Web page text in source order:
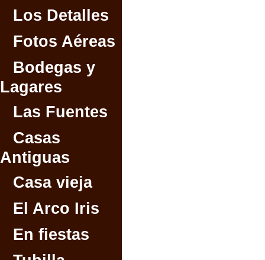
Los Detalles
Fotos Aéreas
Bodegas y
Lagares
Las Fuentes
Casas
Antiguas
Casa vieja
El Arco Iris
En fiestas